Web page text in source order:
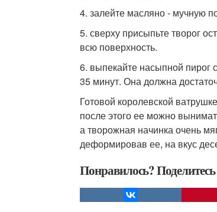
4. залейте масляно - мучную
5. сверху присыпьте творог
всю поверхность.
6. выпекайте насыпной пирог
35 минут. Она должна
Готовой королевской
после этого ее можно
а творожная начинка очень
деформировав ее, на вкус
Понравилось?